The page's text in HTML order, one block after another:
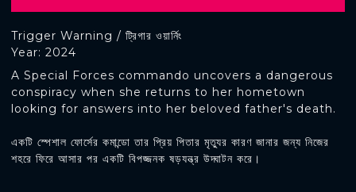
Trigger Warning / ট্রিগার ওয়ার্নিং
Year: 2024
A Special Forces commando uncovers a dangerous
conspiracy when she returns to her hometown
looking for answers into her beloved father's death.
একটি স্পেশাল ফোর্সের কমান্ডো তার প্রিয় পিতার মৃত্যুর কারণ জানার জন্য নিজের
শহরে ফিরে আসার পর একটি বিপজ্জনক ষড়যন্ত্র উদ্ঘাটন করে।